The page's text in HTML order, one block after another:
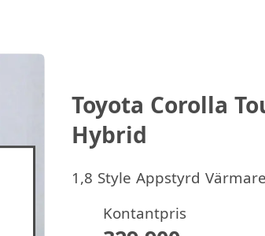
Toyota Corolla
Hybrid
1,8 Style Appstyrd Värmare
Kontantpris